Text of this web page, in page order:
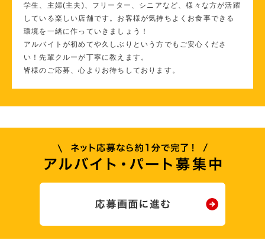
学生、主婦(主夫)、フリーター、シニアなど、様々な方が活躍
している楽しい店舗です。お客様が気持ちよくお食事できる
環境を一緒に作っていきましょう！
アルバイトが初めてや久しぶりという方でもご安心くださ
い！先輩クルーが丁寧に教えます。
皆様のご応募、心よりお待ちしております。